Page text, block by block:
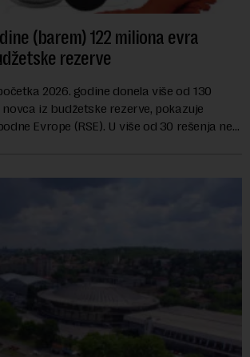
(barem) 122 miliona evra
rezerve
2026. godine donela više od 130
iz budžetske rezerve, pokazuje
Evrope (RSE). U više od 30 rešenja ne